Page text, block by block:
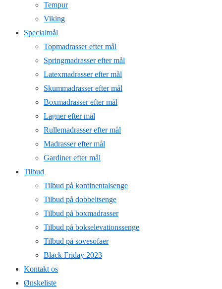
Tempur
Viking
Specialmål
Topmadrasser efter mål
Springmadrasser efter mål
Latexmadrasser efter mål
Skummadrasser efter mål
Boxmadrasser efter mål
Lagner efter mål
Rullemadrasser efter mål
Madrasser efter mål
Gardiner efter mål
Tilbud
Tilbud på kontinentalsenge
Tilbud på dobbeltsenge
Tilbud på boxmadrasser
Tilbud på bokselevationssenge
Tilbud på sovesofaer
Black Friday 2023
Kontakt os
Ønskeliste